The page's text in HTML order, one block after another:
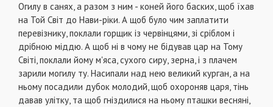
Огилу в санях, а разом з ним - коней його баских, щоб їхав
на Той Світ до Нави-ріки. А щоб було чим заплатити
перевізнику, поклали горщик із червінцями, зі сріблом і
дрібною міддю. А щоб ні в чому не бідував цар на Тому
Світі, поклали йому м'яса, сухого сиру, зерна, і з плачем
зарили могилу ту. Насипали над нею великий курган, а на
ньому посадили дубок молодий, щоб охороняв царя, тінь
давав улітку, та щоб гніздилися на ньому пташки весняні,